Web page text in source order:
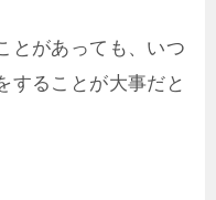
とがあっても、いつ
することが大事だと